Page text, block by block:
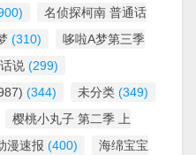
名侦探柯南 普通话
(310)
哆啦A梦第三季
说 (299)
(344) 未分类 (349)
樱桃小丸子 第二季 上
漫速报 (400)
海绵宝宝